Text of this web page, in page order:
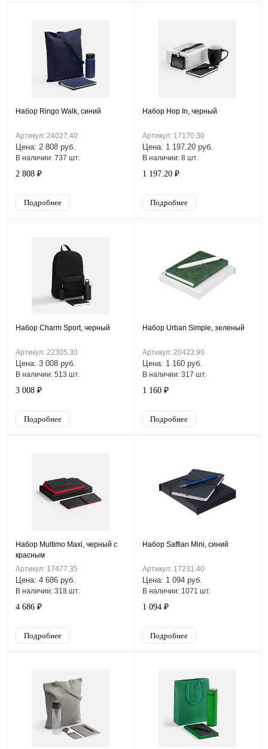
Набор Ringo Walk, синий
Артикул: 24027.40
Цена: 2 808 руб.
В наличии: 737 шт.
2 808 ₽
Подробнее
Набор Hop In, черный
Артикул: 17170.30
Цена: 1 197.20 руб.
В наличии: 8 шт.
1 197.20 ₽
Подробнее
Набор Charm Sport, черный
Артикул: 22305.30
Цена: 3 008 руб.
В наличии: 513 шт.
3 008 ₽
Подробнее
Набор Urban Simple, зеленый
Артикул: 20423.90
Цена: 1 160 руб.
В наличии: 317 шт.
1 160 ₽
Подробнее
Набор Multimo Maxi, черный с
красным
Артикул: 17477.35
Цена: 4 686 руб.
В наличии: 318 шт.
4 686 ₽
Подробнее
Набор Saffian Mini, синий
Артикул: 17231.40
Цена: 1 094 руб.
В наличии: 1071 шт.
1 094 ₽
Подробнее